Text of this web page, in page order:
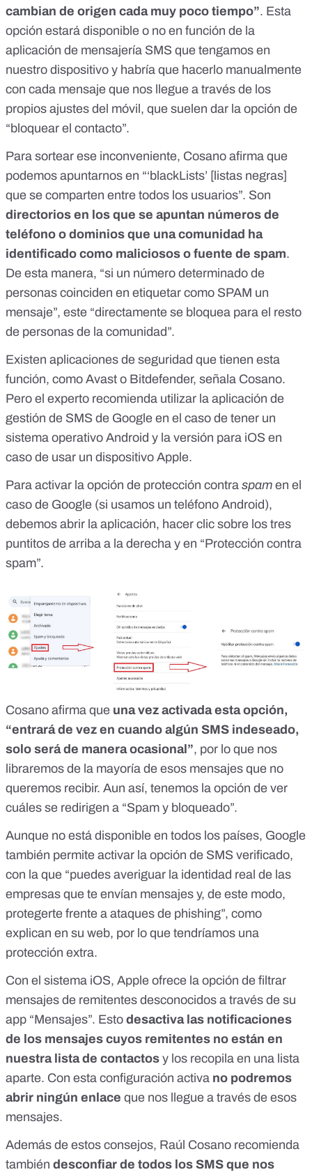
cambian de origen cada muy poco tiempo”. Esta
opción estará disponible o no en función de la
aplicación de mensajería SMS que tengamos en
nuestro dispositivo y habría que hacerlo manualmente
con cada mensaje que nos llegue a través de los
propios ajustes del móvil, que suelen dar la opción de
“bloquear el contacto”.
Para sortear ese inconveniente, Cosano afirma que
podemos apuntarnos en “‘blackLists’ [listas negras]
que se comparten entre todos los usuarios”. Son
directorios en los que se apuntan números de
teléfono o dominios que una comunidad ha
identificado como maliciosos o fuente de spam.
De esta manera, “si un número determinado de
personas coinciden en etiquetar como SPAM un
mensaje”, este “directamente se bloquea para el resto
de personas de la comunidad”.
Existen aplicaciones de seguridad que tienen esta
función, como Avast o Bitdefender, señala Cosano.
Pero el experto recomienda utilizar la aplicación de
gestión de SMS de Google en el caso de tener un
sistema operativo Android y la versión para iOS en
caso de usar un dispositivo Apple.
Para activar la opción de protección contra spam en el
caso de Google (si usamos un teléfono Android),
debemos abrir la aplicación, hacer clic sobre los tres
puntitos de arriba a la derecha y en “Protección contra
spam”.
Cosano afirma que una vez activada esta opción,
“entrará de vez en cuando algún SMS indeseado,
solo será de manera ocasional”, por lo que nos
libraremos de la mayoría de esos mensajes que no
queremos recibir. Aun así, tenemos la opción de ver
cuáles se redirigen a “Spam y bloqueado”.
Aunque no está disponible en todos los países, Google
también permite activar la opción de SMS verificado,
con la que “puedes averiguar la identidad real de las
empresas que te envían mensajes y, de este modo,
protegerte frente a ataques de phishing”, como
explican en su web, por lo que tendríamos una
protección extra.
Con el sistema iOS, Apple ofrece la opción de filtrar
mensajes de remitentes desconocidos a través de su
app “Mensajes”. Esto desactiva las notificaciones
de los mensajes cuyos remitentes no están en
nuestra lista de contactos y los recopila en una lista
aparte. Con esta configuración activa no podremos
abrir ningún enlace que nos llegue a través de esos
mensajes.
Además de estos consejos, Raúl Cosano recomienda
también desconfiar de todos los SMS que nos